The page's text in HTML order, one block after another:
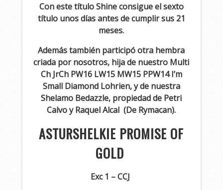
Con este título Shine consigue el sexto
título unos días antes de cumplir sus 21
meses.
Además también participó otra hembra
criada por nosotros, hija de nuestro Multi
Ch JrCh PW16 LW15 MW15 PPW14 I’m
Small Diamond Lohrien, y de nuestra
Shelamo Bedazzle, propiedad de Petri
Calvo y Raquel Alcal (De Rymacan).
ASTURSHELKIE PROMISE OF
GOLD
Exc 1 – CCJ